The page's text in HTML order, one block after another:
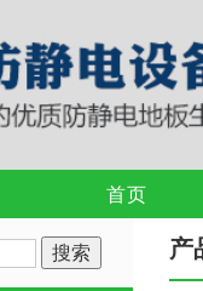
首页
产